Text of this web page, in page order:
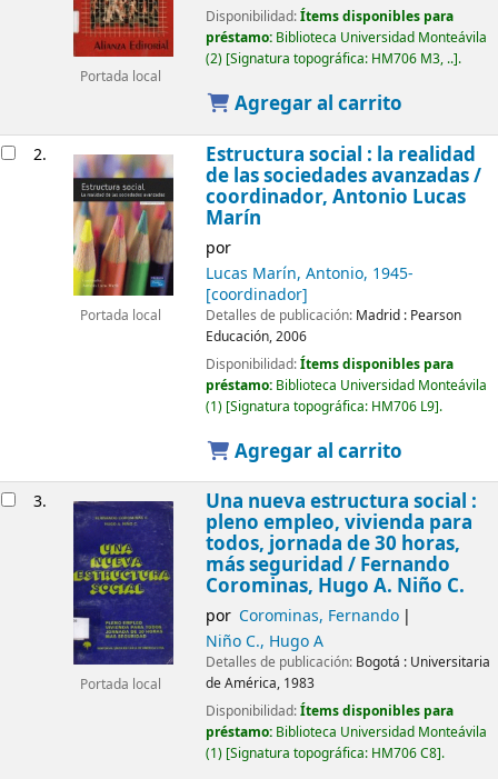
Portada local
Disponibilidad:Ítems disponibles para
préstamo: Biblioteca Universidad Monteávila
(2) Signatura topográfica: HM706 M3, .. .
Agregar al carrito
2.
Portada local
Estructura social : la realidad
de las sociedades avanzadas /
coordinador, Antonio Lucas
Marín
por
Lucas Marín, Antonio, 1945-
[coordinador]
Detalles de publicación: Madrid : Pearson
Educación,2006
Disponibilidad:Ítems disponibles para
préstamo: Biblioteca Universidad Monteávila
(1) Signatura topográfica: HM706 L9 .
Agregar al carrito
3.
Portada local
Una nueva estructura social :
pleno empleo, vivienda para
todos, jornada de 30 horas,
más seguridad / Fernando
Corominas, Hugo A. Niño C.
por Corominas, Fernando
Niño C., Hugo A
Detalles de publicación: Bogotá : Universitaria
de América, 1983
Disponibilidad:Ítems disponibles para
préstamo: Biblioteca Universidad Monteávila
(1) Signatura topográfica: HM706 C8 .